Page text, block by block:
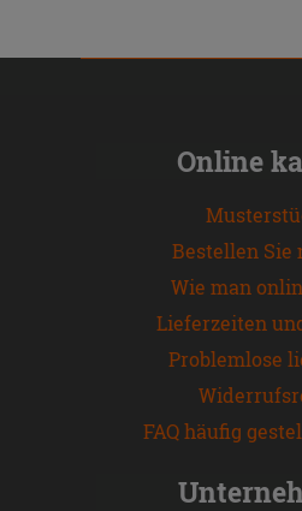
Online
Bestellen Sie
Wie man
Lieferzeiten
Problemlose
FAQ häufig